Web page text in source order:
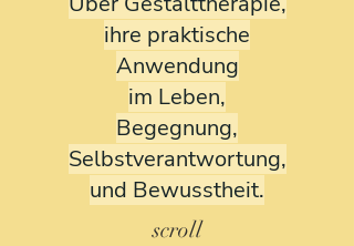
ihre praktische
Anwendung
im Leben,
Begegnung,
Selbstverantwortung,
und Bewusstheit.
scroll